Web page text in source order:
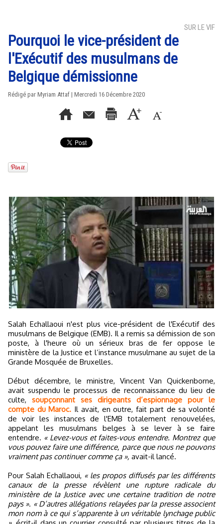
SUR LE VIF
Pourquoi le vice-président de
l'Exécutif des musulmans de
Belgique démissionne
Rédigé par Myriam Attaf | Mercredi 16 Décembre 2020
Salah Echallaoui n'est plus vice-président de l'Exécutif des
musulmans de Belgique (EMB). Il a remis sa démission de son
poste, à l'heure où un sérieux bras de fer oppose le
ministère de la Justice et l’instance musulmane au sujet de la
Grande Mosquée de Bruxelles.
Début décembre, le ministre, Vincent Van Quickenborne,
avait suspendu le processus de reconnaissance du lieu de
culte, soupçonnant ses dirigeants d’espionnage pour le
compte du Maroc. Il avait, en outre, fait part de sa volonté
de voir les instances de l'EMB totalement renouvelées,
appelant les musulmans belges à se lever à se faire
entendre. « Levez-vous et faites-vous entendre. Montrez que
vous pouvez faire une différence, parce que nous ne pouvons
vraiment pas continuer comme ça », avait-il lancé.
Pour Salah Echallaoui, « les propos diffusés par les différents
canaux de la presse révèlent une rupture radicale du
ministère de la Justice avec une certaine tradition de notre
pays ». « D’autres allégations relayées par la presse associent
mon nom à ce qui s’apparente à un véritable lynchage public